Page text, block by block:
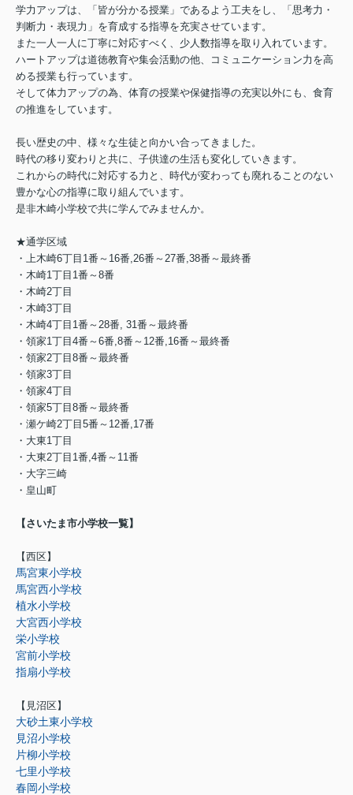
学力アップは、「皆が分かる授業」であるよう工夫をし、「思考力・
判断力・表現力」を育成する指導を充実させています。
また一人一人に丁寧に対応すべく、少人数指導を取り入れています。
ハートアップは道徳教育や集会活動の他、コミュニケーション力を高
める授業も行っています。
そして体力アップの為、体育の授業や保健指導の充実以外にも、食育
の推進をしています。
長い歴史の中、様々な生徒と向かい合ってきました。
時代の移り変わりと共に、子供達の生活も変化していきます。
これからの時代に対応する力と、時代が変わっても廃れることのない
豊かな心の指導に取り組んでいます。
是非木崎小学校で共に学んでみませんか。
★通学区域
・上木崎6丁目1番～16番,26番～27番,38番～最終番
・木崎1丁目1番～8番
・木崎2丁目
・木崎3丁目
・木崎4丁目1番～28番, 31番～最終番
・領家1丁目4番～6番,8番～12番,16番～最終番
・領家2丁目8番～最終番
・領家3丁目
・領家4丁目
・領家5丁目8番～最終番
・瀬ケ崎2丁目5番～12番,17番
・大東1丁目
・大東2丁目1番,4番～11番
・大字三崎
・皇山町
【さいたま市小学校一覧】
【西区】
馬宮東小学校
馬宮西小学校
植水小学校
大宮西小学校
栄小学校
宮前小学校
指扇小学校
【見沼区】
大砂土東小学校
見沼小学校
片柳小学校
七里小学校
春岡小学校